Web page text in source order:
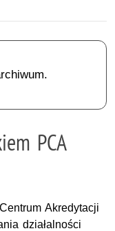
PCA
Akredytacji
działalności